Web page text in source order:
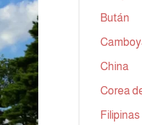
Bután
China
Corea
Filipinas